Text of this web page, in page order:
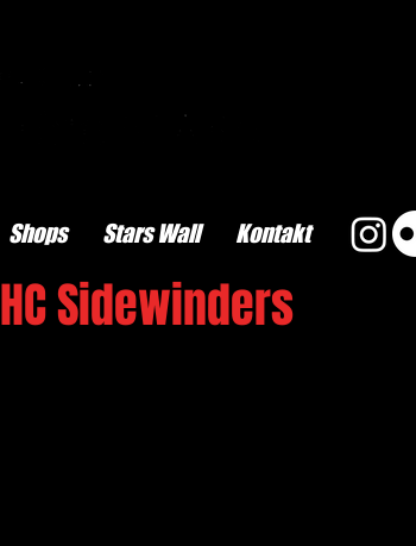
Shops Stars Wall Kontakt
Sidewinders